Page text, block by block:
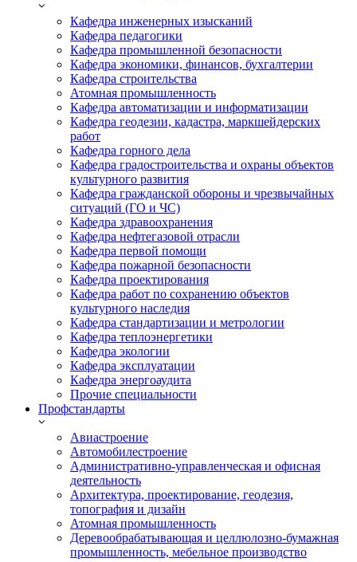
Кафедра инженерных изысканий
Кафедра педагогики
Кафедра промышленной безопасности
Кафедра экономики, финансов, бухгалтерии
Кафедра строительства
Атомная промышленность
Кафедра автоматизации и информатизации
Кафедра геодезии, кадастра, маркшейдерских
работ
Кафедра горного дела
Кафедра градостроительства и охраны объектов
культурного развития
Кафедра гражданской обороны и чрезвычайных
ситуаций (ГО и ЧС)
Кафедра здравоохранения
Кафедра нефтегазовой отрасли
Кафедра первой помощи
Кафедра пожарной безопасности
Кафедра проектирования
Кафедра работ по сохранению объектов
культурного наследия
Кафедра стандартизации и метрологии
Кафедра теплоэнергетики
Кафедра экологии
Кафедра эксплуатации
Кафедра энергоаудита
Прочие специальности
Профстандарты
Авиастроение
Автомобилестроение
Административно-управленческая и офисная
деятельность
Архитектура, проектирование, геодезия,
топография и дизайн
Атомная промышленность
Деревообрабатывающая и целлюлозно-бумажная
промышленность, мебельное производство